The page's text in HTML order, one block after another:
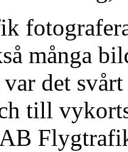
många
det
till